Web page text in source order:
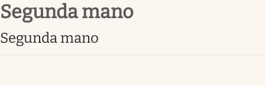
Mercados Online
segunda mano
segunda mano